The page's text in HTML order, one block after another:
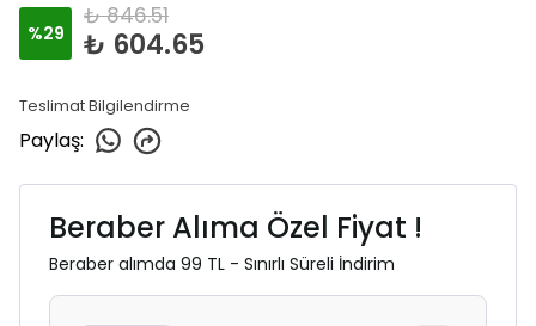
%29
₺ 846.51
₺ 604.65
Teslimat Bilgilendirme
Paylaş:
Beraber Alıma Özel Fiyat !
Beraber alımda 99 TL - Sınırlı Süreli İndirim